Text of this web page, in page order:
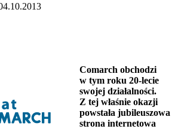
Comarch obchodzi
w tym roku 20-lecie
swojej działalności.
Z tej właśnie okazji
powstała jubileuszowa
strona internetowa